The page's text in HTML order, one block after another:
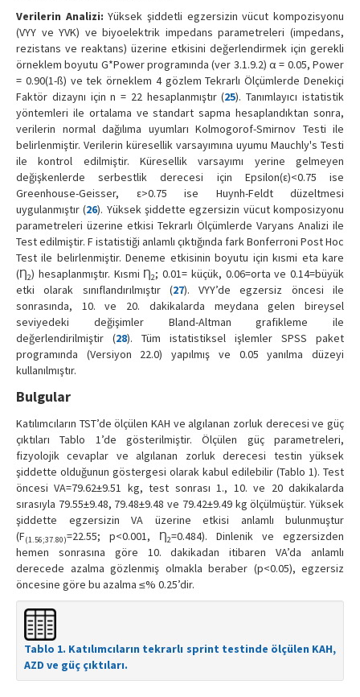
Verilerin Analizi:Yüksek şiddetli egzersizin vücut kompozisyonu
(VYY ve YVK) ve biyoelektrik impedans parametreleri (impedans,
rezistans ve reaktans) üzerine etkisini değerlendirmek için gerekli
örneklem boyutu G*Power programında (ver 3.1.9.2) α = 0.05, Power
= 0.90(1-ß) ve tek örneklem 4 gözlem Tekrarlı Ölçümlerde Denekiçi
Faktör dizaynı için n = 22 hesaplanmıştır (25). Tanımlayıcı istatistik
yöntemleri ile ortalama ve standart sapma hesaplandıktan sonra,
verilerin normal dağılıma uyumları Kolmogorof-Smirnov Testi ile
belirlenmiştir. Verilerin küresellik varsayımına uyumu Mauchly's Testi
ile kontrol edilmiştir. Küresellik varsayımı yerine gelmeyen
değişkenlerde serbestlik derecesi için Epsilon(ε)<0.75 ise
Greenhouse-Geisser, ε>0.75 ise Huynh-Feldt düzeltmesi
uygulanmıştır (26). Yüksek şiddette egzersizin vücut komposizyonu
parametreleri üzerine etkisi Tekrarlı Ölçümlerde Varyans Analizi ile
Test edilmiştir. F istatistiği anlamlı çıktığında fark Bonferroni Post Hoc
Test ile belirlenmiştir. Deneme etkisinin boyutu için kısmi eta kare
(Ƞ2) hesaplanmıştır. Kısmi Ƞ2; 0.01= küçük, 0.06=orta ve 0.14=büyük
etki olarak sınıflandırılmıştır (27). VYY’de egzersiz öncesi ile
sonrasında, 10. ve 20. dakikalarda meydana gelen bireysel
seviyedeki değişimler Bland-Altman grafikleme ile
değerlendirilmiştir (28). Tüm istatistiksel işlemler SPSS paket
programında (Versiyon 22.0) yapılmış ve 0.05 yanılma düzeyi
kullanılmıştır.
Bulgular
Katılımcıların TST’de ölçülen KAH ve algılanan zorluk derecesi ve güç
çıktıları Tablo 1’de gösterilmiştir. Ölçülen güç parametreleri,
fizyolojik cevaplar ve algılanan zorluk derecesi testin yüksek
şiddette olduğunun göstergesi olarak kabul edilebilir (Tablo 1). Test
öncesi VA=79.62±9.51 kg, test sonrası 1., 10. ve 20 dakikalarda
sırasıyla 79.55±9.48, 79.48±9.48 ve 79.42±9.49 kg ölçülmüştür. Yüksek
şiddette egzersizin VA üzerine etkisi anlamlı bulunmuştur
(F(1.56;37.80)=22.55; p<0.001, Ƞ2=0.484). Dinlenik ve egzersizden
hemen sonrasına göre 10. dakikadan itibaren VA’da anlamlı
derecede azalma gözlenmiş olmakla beraber (p<0.05), egzersiz
öncesine göre bu azalma ≤% 0.25’dir.
Tablo 1. Katılımcıların tekrarlı sprint testinde ölçülen KAH,
AZD ve güç çıktıları.